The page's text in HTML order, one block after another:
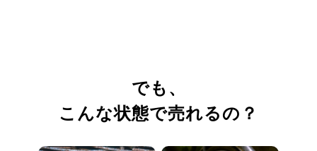
でも、
こんな状態で売れるの？